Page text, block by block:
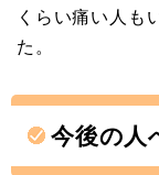
くらい痛い人も
た。
今後の人